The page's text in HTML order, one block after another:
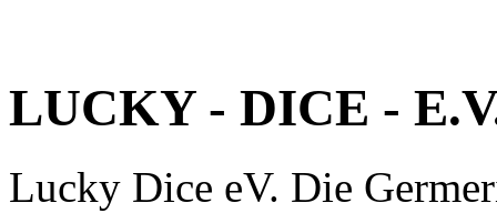
LUCKY - DICE -
Lucky Dice eV. Die